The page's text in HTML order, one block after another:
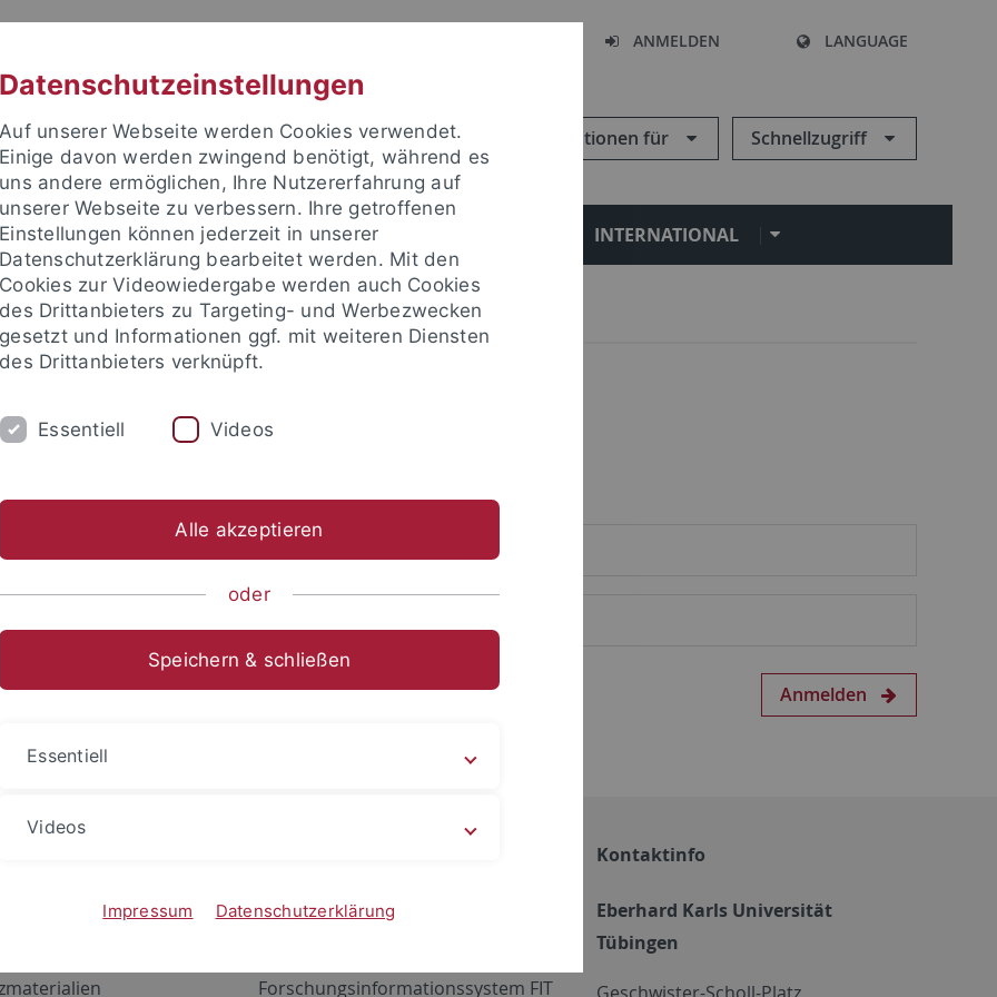
ANMELDEN LANGUAGE
Informationen für Schnellzugriff
FORSCHUNG EINRICHTUNGEN INTERNATIONAL
um sich anzumelden:
Anmelden
Netzwerk
ALMA
Forschungsinformationssystem FIT
Kontaktinfo
Eberhard Karls Universität
Tübingen
Datenschutzeinstellungen
Auf unserer Webseite werden Cookies verwendet.
Einige davon werden zwingend benötigt, während es
uns andere ermöglichen, Ihre Nutzererfahrung auf
unserer Webseite zu verbessern. Ihre getroffenen
Einstellungen können jederzeit in unserer
Datenschutzerklärung bearbeitet werden. Mit den
Cookies zur Videowiedergabe werden auch Cookies
des Drittanbieters zu Targeting- und Werbezwecken
gesetzt und Informationen ggf. mit weiteren Diensten
des Drittanbieters verknüpft.
Essentiell Videos
Alle akzeptieren
oder
Speichern & schließen
Essentiell
Videos
Impressum Datenschutzerklärung